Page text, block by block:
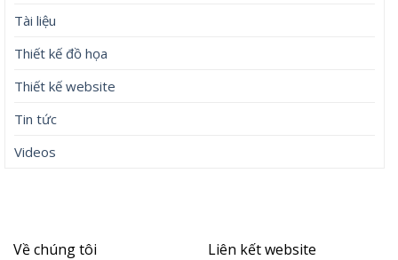
Tài liệu
Thiết kế đồ họa
Thiết kế website
Tin tức
Videos
Về chúng tôi Liên kết website